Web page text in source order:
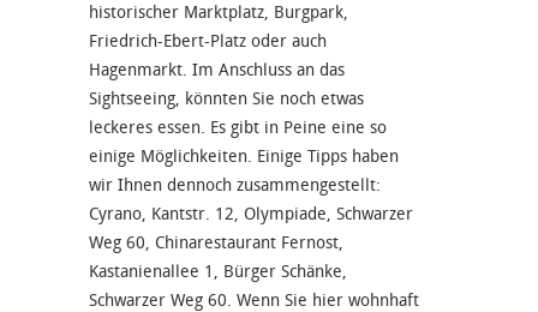
historischer Marktplatz, Burgpark,
Friedrich-Ebert-Platz oder auch
Hagenmarkt. Im Anschluss an das
Sightseeing, könnten Sie noch etwas
leckeres essen. Es gibt in Peine eine so
einige Möglichkeiten. Einige Tipps haben
wir Ihnen dennoch zusammengestellt:
Cyrano, Kantstr. 12, Olympiade, Schwarzer
Weg 60, Chinarestaurant Fernost,
Kastanienallee 1, Bürger Schänke,
Schwarzer Weg 60. Wenn Sie hier wohnhaft